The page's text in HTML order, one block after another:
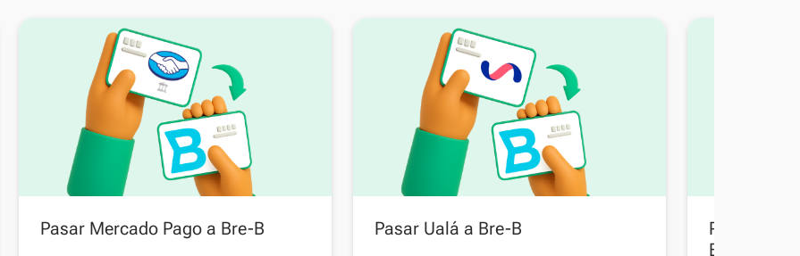
Pasar Mercado Pago a Bre-B Pasar Ualá a Bre-B
Pasar
Bolivia a